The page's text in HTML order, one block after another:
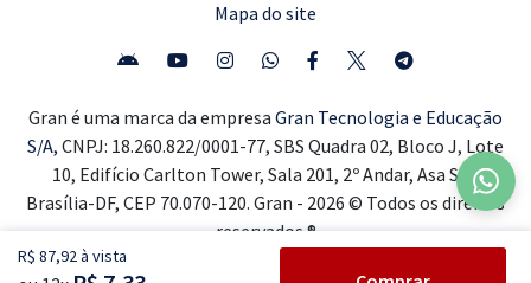
R$ 87,92 à vista
Mapa do site
Gran é uma marca da empresa Gran Tecnologia e Educação
S/A, CNPJ: 18.260.822/0001-77, SBS Quadra 02, Bloco J, Lote
10, Edifício Carlton Tower, Sala 201, 2º Andar, Asa Sul,
Brasília-DF, CEP 70.070-120. Gran - 2026 © Todos os direitos
reservados ®